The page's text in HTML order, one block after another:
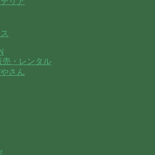
売・レンタル
さん